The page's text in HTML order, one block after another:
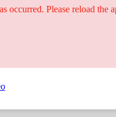
occurred. Please reload the